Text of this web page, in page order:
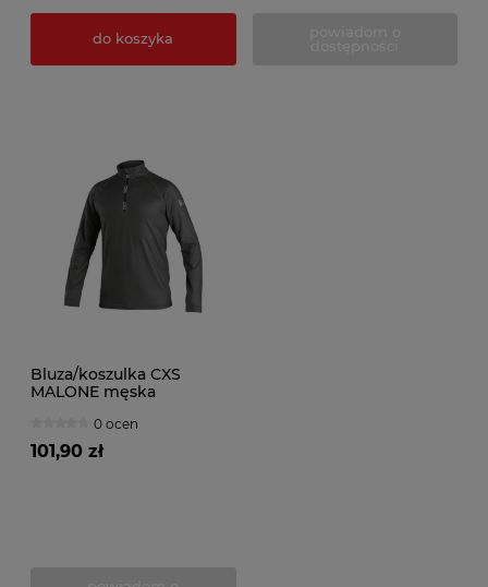
do koszyka
Bluza/koszulka CXS
MALONE męska
0 ocen
101,90 zł